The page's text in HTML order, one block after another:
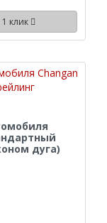
1 клик
дуга)